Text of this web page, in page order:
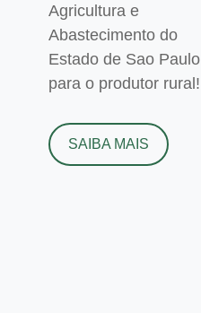
Agricultura e
Abastecimento do
Estado de Sao Paulo
para o produtor rural!
SAIBA MAIS